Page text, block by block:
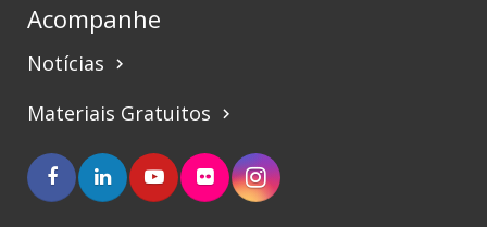
Acompanhe
Notícias keyboard_arrow_right
Materiais Gratuitos keyboard_arrow_right